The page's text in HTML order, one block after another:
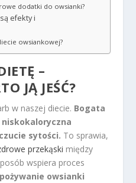
dodatki do owsianki?
efekty i
owsiankowej?
–
JĄ JEŚĆ?
w naszej diecie. Bogata
niskokaloryczna
sytości. To sprawia,
przekąski między
wspiera proces
owsianki